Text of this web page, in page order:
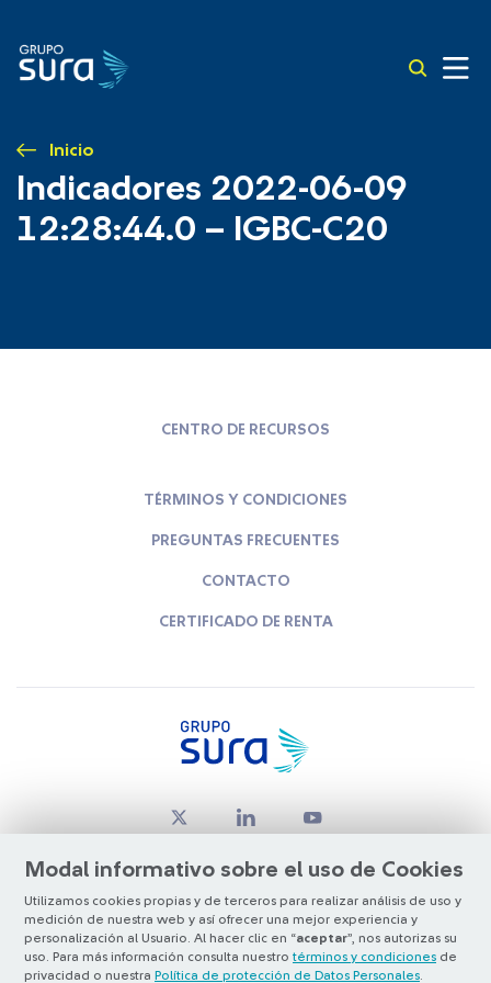
Inicio
Indicadores 2022-06-09
12:28:44.0 – IGBC-C20
Modal informativo sobre el uso de Cookies
Utilizamos cookies propias y de terceros para realizar análisis de uso y
medición de nuestra web y así ofrecer una mejor experiencia y
personalización al Usuario. Al hacer clic en “aceptar”, nos autorizas su
uso. Para más información consulta nuestro términos y condiciones de
privacidad o nuestra Política de protección de Datos Personales
CENTRO DE RECURSOS
TÉRMINOS Y CONDICIONES
PREGUNTAS FRECUENTES
CONTACTO
CERTIFICADO DE RENTA
© Copyright Grupo SURA 2026